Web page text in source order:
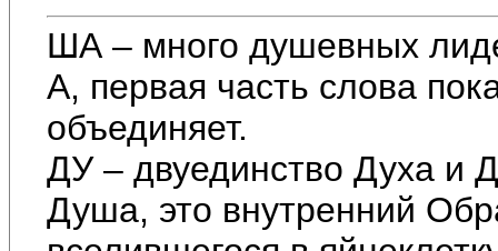
ША – много душевных
А, первая часть слова
объединяет.
ДУ – двуединство Духа и
Душа, это внутренний